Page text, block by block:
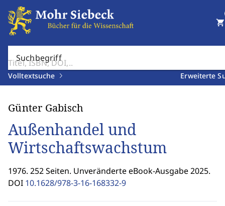
Suchbegriff
Volltextsuche Erweiterte
shopping_cart
Günter Gabisch
Außenhandel und
Wirtschaftswachstum
1976. 252 Seiten. Unveränderte eBook-Ausgabe 2025.
DOI 10.1628/978-3-16-168332-9